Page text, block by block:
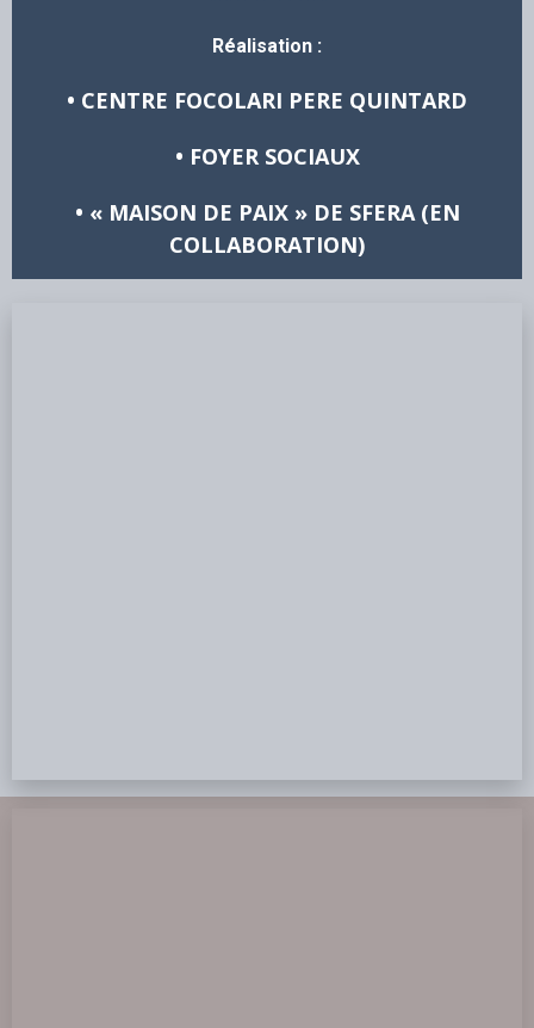
Réalisation :
• CENTRE FOCOLARI PERE QUINTARD
• FOYER SOCIAUX
• « MAISON DE PAIX » DE SFERA (EN
COLLABORATION)